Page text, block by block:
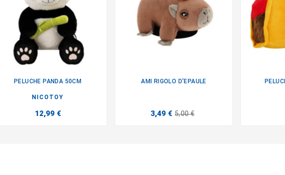
PELUCHE PANDA 50CM
NICOTOY
12,99 €
AMI RIGOLO D'EPAULE
3,49 € 5,00 €